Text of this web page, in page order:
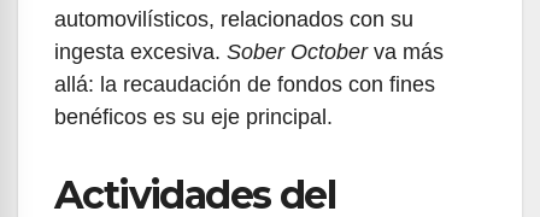
automovilísticos, relacionados con su
ingesta excesiva. Sober Octoberva más
allá: la recaudación de fondos con fines
benéficos es su eje principal.
Actividades del